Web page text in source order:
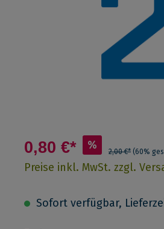
0,80 €* % 2,00 €* (60%
Preise inkl. MwSt. zzgl.
Sofort verfügbar,